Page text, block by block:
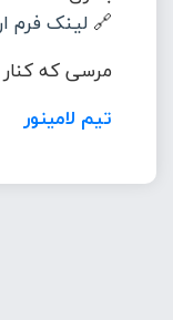
🔗 لینک فرم
مرسی که
تیم لامینور